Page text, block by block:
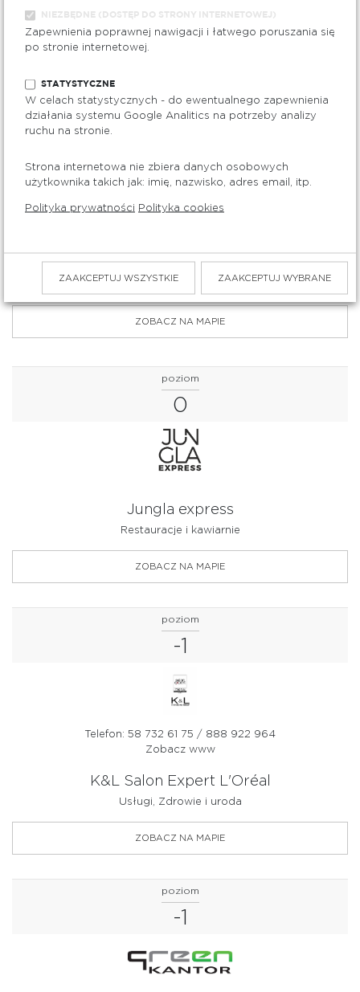
Telefon: 731-320-380
Zobacz www
ZOBACZ PROMOCJE
ZOBACZ NA MAPIE
poziom
0
Jungla express
Restauracje i kawiarnie
ZOBACZ NA MAPIE
poziom
-1
Telefon: 58 732 61 75 / 888 922 964
Zobacz www
K&L Salon Expert L'Oréal
Usługi, Zdrowie i uroda
ZOBACZ NA MAPIE
poziom
-1
NIEZBĘDNE (DOSTĘP DO STRONY INTERNETOWEJ)
Zapewnienia poprawnej nawigacji i łatwego poruszania się
po stronie internetowej.
STATYSTYCZNE
W celach statystycznych - do ewentualnego zapewnienia
działania systemu Google Analitics na potrzeby analizy
ruchu na stronie.
Strona internetowa nie zbiera danych osobowych
użytkownika takich jak: imię, nazwisko, adres email, itp.
Polityka prywatności Polityka cookies
ZAAKCEPTUJ WSZYSTKIE ZAAKCEPTUJ WYBRANE